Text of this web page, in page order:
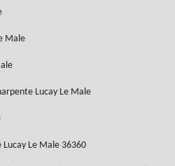
Male
Lucay Le Male
Le Male 36360